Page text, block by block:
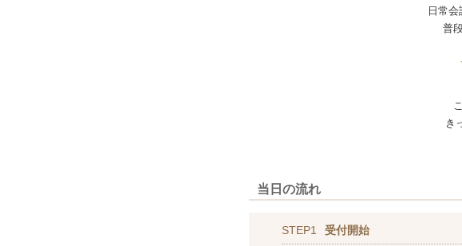
日常
普
き
当日の流れ
STEP1 受付開始